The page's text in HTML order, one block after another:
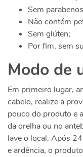
Sem
Não contém
Sem glúten;
Por fim, sem
Modo de
Em primeiro lugar,
cabelo, realize a
pouco do produto e
da orelha ou no
lave o local. Após
e ardência, o